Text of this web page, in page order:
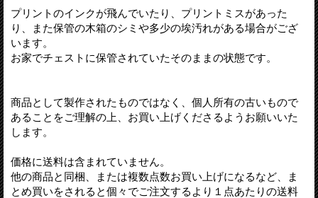
プリントのインクが飛んでいたり、プリントミスがあった
り、また保管の木箱のシミや多少の埃汚れがある場合がござ
います。
お家でチェストに保管されていたそのままの状態です。
商品として製作されたものではなく、個人所有の古いもので
あることをご理解の上、お買い上げくださるようお願いいた
します。
価格に送料は含まれていません。
他の商品と同梱、または複数点数お買い上げになるなど、ま
とめ買いをされると個々でご注文するより１点あたりの送料